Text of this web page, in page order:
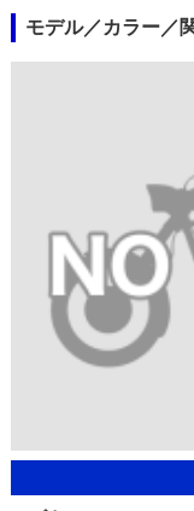
モデル／カラー／